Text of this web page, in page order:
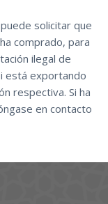
solicitar que
comprado, para
ilegal de
está exportando
respectiva. Si ha
en contacto